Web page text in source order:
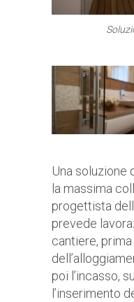
Una soluzione
la massima
progettista
prevede
cantiere,
poi l’incasso,
l’inserimento